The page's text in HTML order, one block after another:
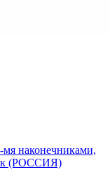
наконечниками,
(РОССИЯ)